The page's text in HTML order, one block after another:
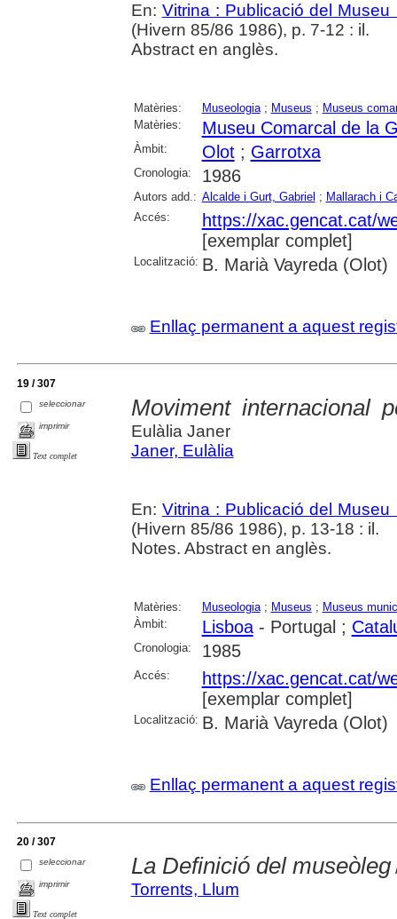
En: Vitrina : Publicació del
(Hivern 85/86 1986), p. 7-12 : il.
Abstract en anglès.
Matèries: Museologia; Museus ; Museus
Matèries:
Museu Comarcal de la
Àmbit: Olot; Garrotxa
Cronologia: 1986
Autors add.: Alcalde i Gurt, Gabriel ; Mallarach i
Accés:
https://xac.gencat.cat/
[exemplar complet]
Localització: B. Marià Vayreda (Olot)
Enllaç permanent a aquest
19 / 307
seleccionar
imprimir
Text complet
Moviment internacional
Eulàlia Janer
Janer, Eulàlia
En: Vitrina : Publicació del
(Hivern 85/86 1986), p. 13-18 : il.
Notes. Abstract en anglès.
Matèries: Museologia; Museus ; Museus
Àmbit:
Lisboa- Portugal ;
Cronologia: 1985
Accés:
https://xac.gencat.cat/
[exemplar complet]
Localització: B. Marià Vayreda (Olot)
Enllaç permanent a aquest
20 / 307
seleccionar
imprimir
Text complet
La Definició del museòleg
Torrents, Llum